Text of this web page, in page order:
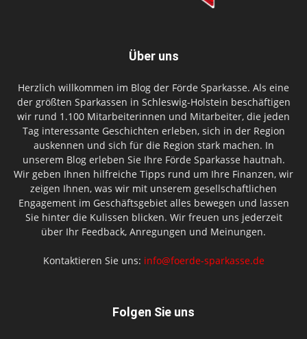
Über uns
Herzlich willkommen im Blog der Förde Sparkasse. Als eine
der größten Sparkassen in Schleswig-Holstein beschäftigen
wir rund 1.100 Mitarbeiterinnen und Mitarbeiter, die jeden
Tag interessante Geschichten erleben, sich in der Region
auskennen und sich für die Region stark machen. In
unserem Blog erleben Sie Ihre Förde Sparkasse hautnah.
Wir geben Ihnen hilfreiche Tipps rund um Ihre Finanzen, wir
zeigen Ihnen, was wir mit unserem gesellschaftlichen
Engagement im Geschäftsgebiet alles bewegen und lassen
Sie hinter die Kulissen blicken. Wir freuen uns jederzeit
über Ihr Feedback, Anregungen und Meinungen.
Kontaktieren Sie uns: info@foerde-sparkasse.de
Folgen Sie uns